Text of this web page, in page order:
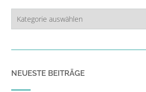
NEUESTE BEITRÄGE